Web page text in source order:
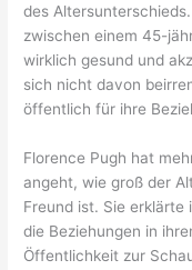
des
zwischen einem 45-
wirklich gesund und
sich nicht davon
öffentlich für ihre
Florence Pugh hat
angeht, wie groß der
Freund ist. Sie
die Beziehungen in
Öffentlichkeit zur